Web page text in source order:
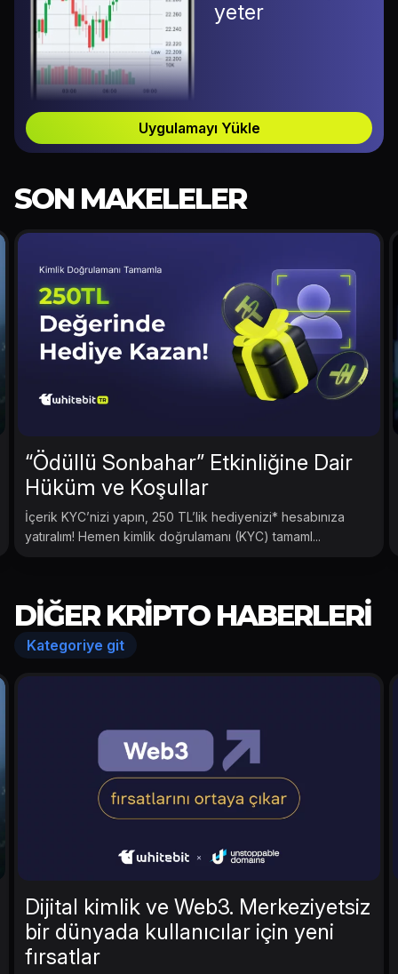
yeter
Uygulamayı Yükle
SON MAKELELER
“Ödüllü Sonbahar” Etkinliğine Dair
Hüküm ve Koşullar
İçerik KYC’nizi yapın, 250 TL’lik hediyenizi* hesabınıza
yatıralım! Hemen kimlik doğrulamanı (KYC) tamaml...
DIĞER KRIPTO HABERLERI
Kategoriye git
Dijital kimlik ve Web3. Merkeziyetsiz
bir dünyada kullanıcılar için yeni
fırsatlar